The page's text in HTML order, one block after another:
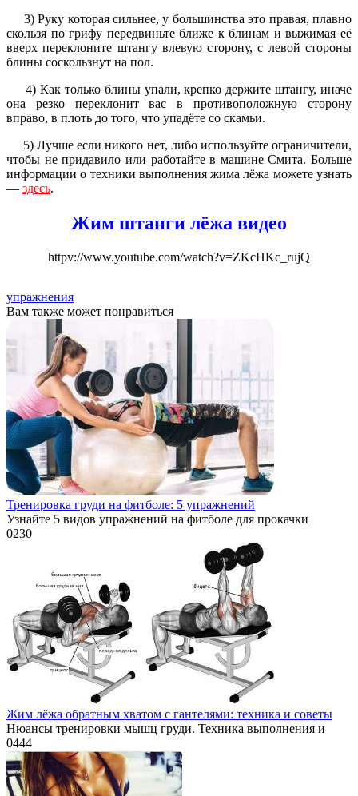
3) Руку которая сильнее, у большинства это правая, плавно
скользя по грифу передвиньте ближе к блинам и выжимая её
вверх переклоните штангу влевую сторону, с левой стороны
блины соскользнут на пол.
4) Как только блины упали, крепко держите штангу, иначе
она резко переклонит вас в противоположную сторону
вправо, в плоть до того, что упадёте со скамьи.
5) Лучше если никого нет, либо используйте ограничители,
чтобы не придавило или работайте в машине Смита. Больше
информации о техники выполнения жима лёжа можете узнать
— здесь.
Жим штанги лёжа видео
httpv://www.youtube.com/watch?v=ZKcHKc_rujQ
упражнения
Вам также может понравиться
Тренировка груди на фитболе: 5 упражнений
Узнайте 5 видов упражнений на фитболе для прокачки
0230
Жим лёжа обратным хватом с гантелями: техника и советы
Нюансы тренировки мышц груди. Техника выполнения и
0444